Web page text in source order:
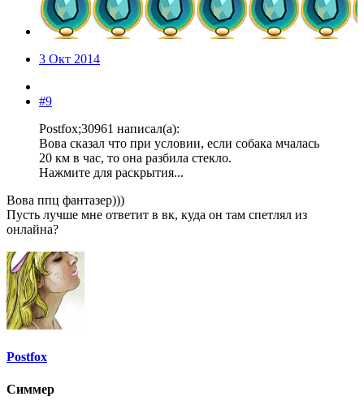
3 Окт 2014
#9
Postfox;30961 написал(а):
Вова сказал что при условии, если собака мчалась
20 км в час, то она разбила стекло.
Нажмите для раскрытия...
Вова ппц фантазер)))
Пусть лучше мне ответит в вк, куда он там спетлял из
онлайна?
Postfox
Симмер